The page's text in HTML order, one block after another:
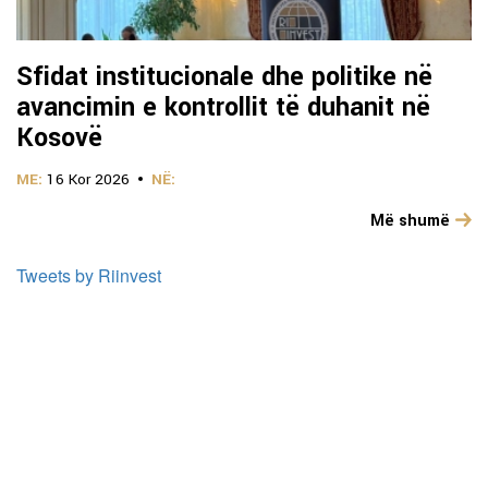
Sfidat institucionale dhe politike në
avancimin e kontrollit të duhanit në
Kosovë
ME: 16 Kor 2026 NË:
Më shumë
Tweets by Riinvest